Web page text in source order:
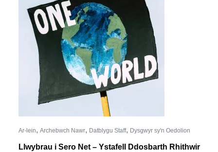
Ar-lein, Archebwch Nawr, Datblygu Staff, Dysgwyr sy'n Oedolion
Llwybrau i Sero Net – Ystafell Ddosbarth Rhithwir